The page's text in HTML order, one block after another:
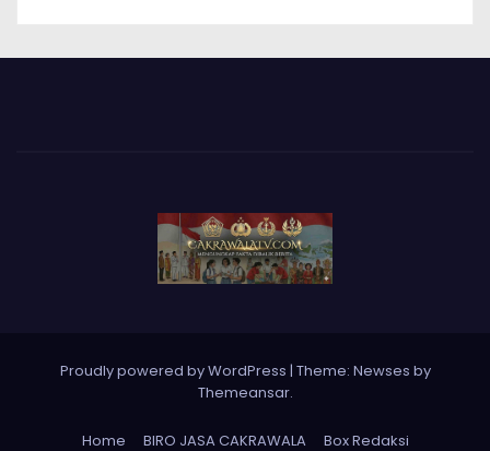
Proudly powered by WordPress | Theme: Newses by
Themeansar.
Home BIRO JASA CAKRAWALA Box Redaksi